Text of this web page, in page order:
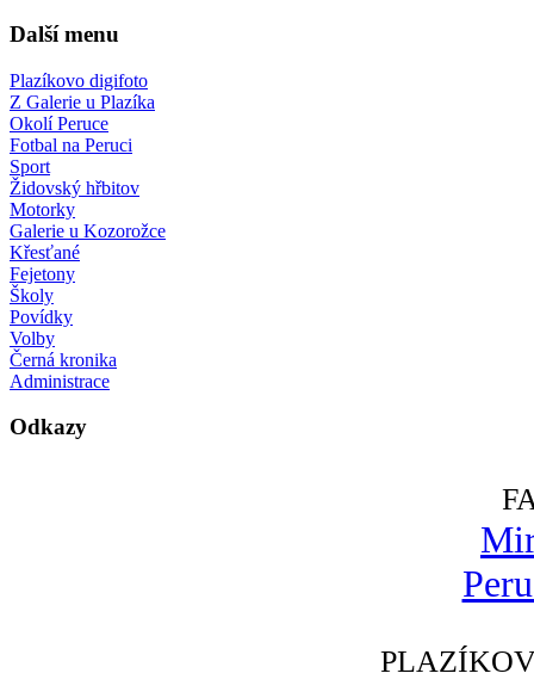
Další menu
Plazíkovo digifoto
Z Galerie u Plazíka
Okolí Peruce
Fotbal na Peruci
Sport
Židovský hřbitov
Motorky
Galerie u Kozorožce
Křesťané
Fejetony
Školy
Povídky
Volby
Černá kronika
Administrace
Odkazy